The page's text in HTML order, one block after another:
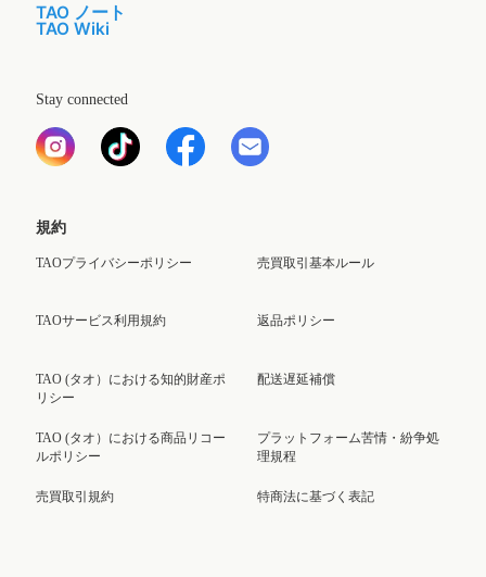
TAO ノート
TAO Wiki
Stay connected
規約
TAOプライバシーポリシー
TAOサービス利用規約
TAO (タオ）における知的財産ポ
リシー
TAO (タオ）における商品リコー
ルポリシー
売買取引規約
売買取引基本ルール
返品ポリシー
配送遅延補償
プラットフォーム苦情・紛争処
理規程
特商法に基づく表記